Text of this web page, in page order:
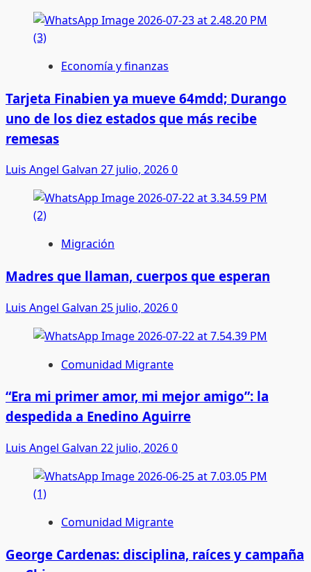
Economía y finanzas
Tarjeta Finabien ya mueve 64mdd; Durango
uno de los diez estados que más recibe
remesas
Luis Angel Galvan 27 julio, 20260
Migración
Madres que llaman, cuerpos que esperan
Luis Angel Galvan 25 julio, 20260
Comunidad Migrante
“Era mi primer amor, mi mejor amigo”: la
despedida a Enedino Aguirre
Luis Angel Galvan 22 julio, 20260
Comunidad Migrante
George Cardenas: disciplina, raíces y campaña